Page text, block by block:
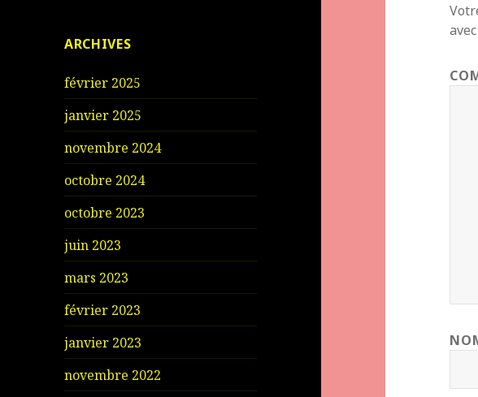
ARCHIVES
février 2025
janvier 2025
novembre 2024
octobre 2024
octobre 2023
juin 2023
mars 2023
février 2023
janvier 2023
novembre 2022